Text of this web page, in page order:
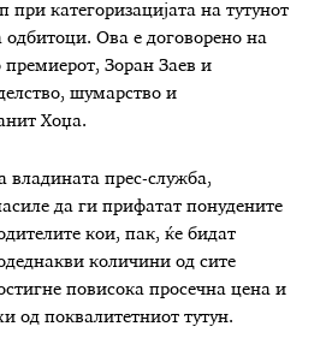
при категоризацијата на тутунот
Ова е договорено на
премиерот, Зоран Заев и
шумарство и
Хоџа.
прес-служба,
да ги прифатат понудените
кои, пак, ќе бидат
количини од сите
повисока просечна цена и
од поквалитетниот тутун.